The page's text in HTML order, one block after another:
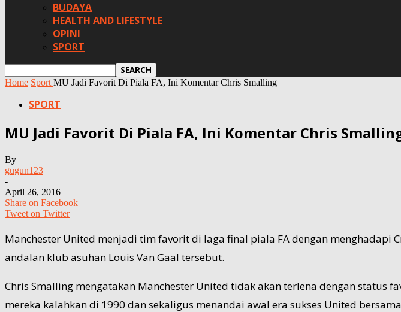
BUDAYA
HEALTH AND LIFESTYLE
OPINI
SPORT
Home Sport MU Jadi Favorit Di Piala FA, Ini Komentar Chris Smalling
SPORT
MU Jadi Favorit Di Piala FA, Ini Komentar Chris
By
gugun123
-
April 26, 2016
Share on Facebook
Tweet on Twitter
Manchester United menjadi tim favorit di laga final piala FA dengan
andalan klub asuhan Louis Van Gaal tersebut.
Chris Smalling mengatakan Manchester United tidak akan terlena dengan status
mereka kalahkan di 1990 dan sekaligus menandai awal era sukses United